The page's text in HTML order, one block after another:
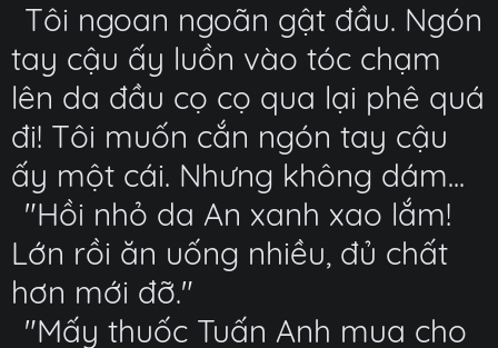
Tôi ngoan ngoãn gật đầu. Ngón
tay cậu ấy luồn vào tóc chạm
lên da đầu cọ cọ qua lại phê quá
đi! Tôi muốn cắn ngón tay cậu
ấy một cái. Nhưng không dám...
"Hồi nhỏ da An xanh xao lắm!
Lớn rồi ăn uống nhiều, đủ chất
hơn mới đỡ."
"Mấy thuốc Tuấn Anh mua cho